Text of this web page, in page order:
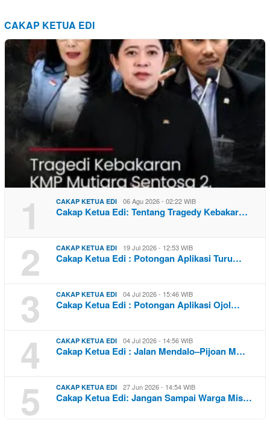
CAKAP KETUA EDI
1 CAKAP KETUA EDI 06 Agu 2026 - 02:22 WIB
Cakap Ketua Edi: Tentang Tragedy Kebakar…
2 CAKAP KETUA EDI 19 Jul 2026 - 12:53 WIB
Cakap Ketua Edi : Potongan Aplikasi Turu…
3 CAKAP KETUA EDI 04 Jul 2026 - 15:46 WIB
Cakap Ketua Edi : Potongan Aplikasi Ojol…
4 CAKAP KETUA EDI 04 Jul 2026 - 14:56 WIB
Cakap Ketua Edi : Jalan Mendalo–Pijoan M…
5 CAKAP KETUA EDI 27 Jun 2026 - 14:54 WIB
Cakap Ketua Edi: Jangan Sampai Warga Mis…